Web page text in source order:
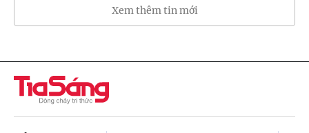
Xem thêm tin mới